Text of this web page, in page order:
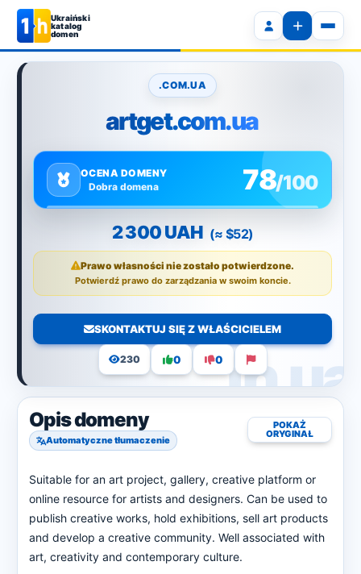
Ukraiński
katalog
domen
.COM.UA
artget.com.ua
OCENA DOMENY
Dobra domena
78/100
2 300 UAH (≈ $52)
Prawo własności nie zostało potwierdzone.
Potwierdź prawo do zarządzania w swoim koncie.
SKONTAKTUJ SIĘ Z WŁAŚCICIELEM
230 0 0
Opis domeny
Automatyczne tłumaczenie
POKAŻ
ORYGINAŁ
Suitable for an art project, gallery, creative platform or
online resource for artists and designers. Can be used to
publish creative works, hold exhibitions, sell art products
and develop a creative community. Well associated with
art, creativity and contemporary culture.